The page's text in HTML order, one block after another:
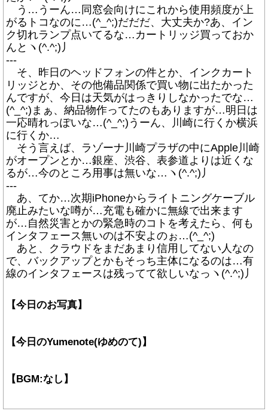
う…うーん…同窓会向けにこれから使用頻度が上
がるトコなのに…(^_^;)だだだ、大丈夫か?あ、イン
ク切れランプ点いてるな…カートリッジ買っておか
んとヽ(^.^;)丿
---
そ、昨日のヘッドフォンの件とか、インクカート
リッジとか、その他備品関係で買い物に出たかった
んですが、今日は天気がはっきりしなかったでな…
(^_^;)まぁ、納品物作ってたのもありますが…明日は
一応晴れっぽいな…(^_^;)うーん、川崎に行くか横浜
に行くか…
そう言えば、ラゾーナ川崎プラザの中にApple川崎
がオープンとか…銀座、渋谷、表参道よりは近くな
るが…今のところ用事は無いな…ヽ(^.^;)丿
---
あ、てか…次期iPhoneからライトニングケーブル
廃止みたいな噂が…充電も確かに無線で出来ます
が…自然災害とかの緊急時のコトを考えたら、何も
インタフェース無いのは不安よのぉ…(^_^;)
あと、クラウドをまだあまり信用してない人なの
で、バックアップとかもそっち主体になるのは…有
線のインタフェースは残ってて欲しいなっヽ(^.^;)丿
【今日のお写真】
【今日のYumenote(ゆめのて)】
【BGM:なし】